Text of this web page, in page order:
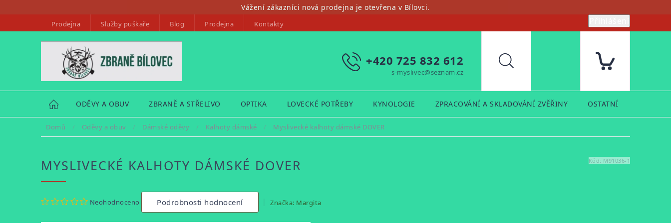
Vážení zákazníci nová prodejna je otevřena v Bílovci.
Prodejna Služby puškaře Blog Prodejna Kontakty
+420 725 832 612
s-myslivec@seznam.cz
Hledat
HOME ODĚVY A OBUV ZBRANĚ A STŘELIVO OPTIKA LOVECKÉ POTŘEBY KYNOLOGIE ZPRACOVÁNÍ A SKLADOVÁNÍ ZVĚŘINY OSTATNÍ
Domů / Oděvy a obuv / Dámské oděvy / Kalhoty dámské / Myslivecké kalhoty dámské DOVER
MYSLIVECKÉ KALHOTY DÁMSKÉ DOVER Kód: M91036-1
hodnocení
Neohodnoceno Podrobnosti hodnocení Značka: Margita